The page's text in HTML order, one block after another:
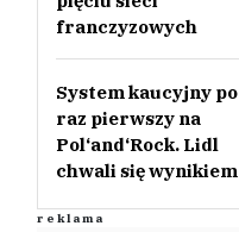
franczyzowych
System kaucyjny po
raz pierwszy na
Pol‘and‘Rock. Lidl
chwali się wynikiem